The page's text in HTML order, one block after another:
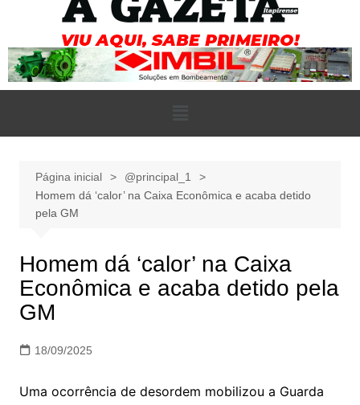
Página inicial
@principal_1
Homem dá ‘calor’ na Caixa Econômica e acaba detido
pela GM
Homem dá ‘calor’ na Caixa
Econômica e acaba detido pela
GM
18/09/2025
Uma ocorrência de desordem mobilizou a Guarda